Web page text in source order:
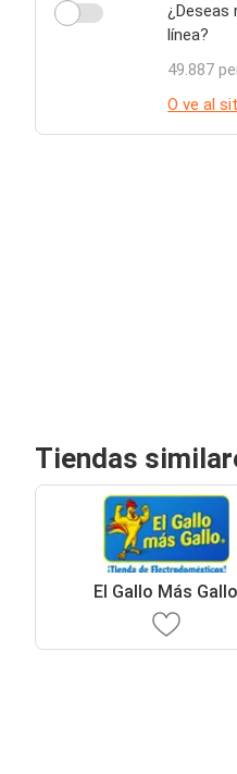
¿Deseas
línea?
49.887
O ve al
Tiendas
El Gallo Más Gallo